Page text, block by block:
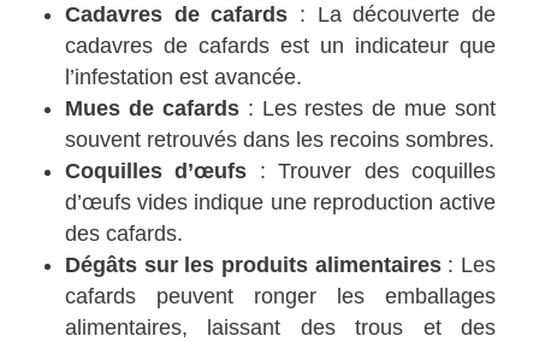
Cadavres de cafards : La découverte de
cadavres de cafards est un indicateur que
l’infestation est avancée.
Mues de cafards: Les restes de mue sont
souvent retrouvés dans les recoins sombres.
Coquilles d’œufs : Trouver des coquilles
d’œufs vides indique une reproduction active
des cafards.
Dégâts sur les produits alimentaires: Les
cafards peuvent ronger les emballages
alimentaires, laissant des trous et des